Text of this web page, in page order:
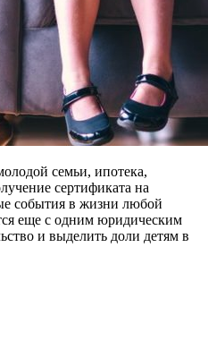
семьи, ипотека,
сертификата на
события в жизни любой
еще с одним юридическим
и выделить доли детям в